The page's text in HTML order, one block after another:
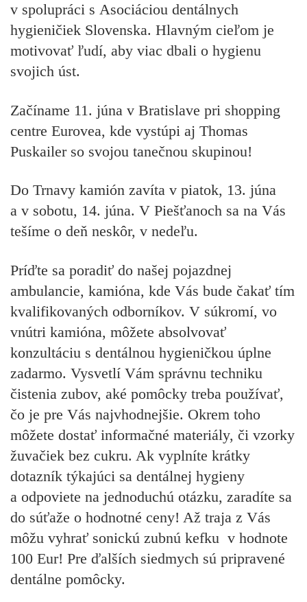
v spolupráci s Asociáciou dentálnych
hygieničiek Slovenska. Hlavným cieľom je
motivovať ľudí, aby viac dbali o hygienu
svojich úst.
Začíname 11. júna v Bratislave pri shopping
centre Eurovea, kde vystúpi aj Thomas
Puskailer so svojou tanečnou skupinou!
Do Trnavy kamión zavíta v piatok, 13. júna
a v sobotu, 14. júna. V Piešťanoch sa na Vás
tešíme o deň neskôr, v nedeľu.
Príďte sa poradiť do našej pojazdnej
ambulancie, kamióna, kde Vás bude čakať tím
kvalifikovaných odborníkov. V súkromí, vo
vnútri kamióna, môžete absolvovať
konzultáciu s dentálnou hygieničkou úplne
zadarmo. Vysvetlí Vám správnu techniku
čistenia zubov, aké pomôcky treba používať,
čo je pre Vás najvhodnejšie. Okrem toho
môžete dostať informačné materiály, či vzorky
žuvačiek bez cukru. Ak vyplníte krátky
dotazník týkajúci sa dentálnej hygieny
a odpoviete na jednoduchú otázku, zaradíte sa
do súťaže o hodnotné ceny! Až traja z Vás
môžu vyhrať sonickú zubnú kefku v hodnote
100 Eur! Pre ďalších siedmych sú pripravené
dentálne pomôcky.